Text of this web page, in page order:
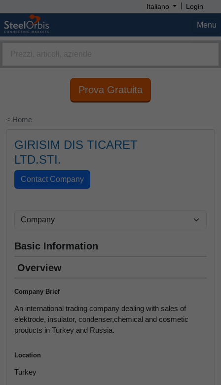
Italiano | Login
Menu
Prova Gratuita
< Home
GIRISIM DIS TICARET
LTD.STI.
Basic Information
Overview
Company Brief
An international trading company dealing with sales of
elektrode, insulator, condenser,chemical and cosmetic
products in Turkey and Russia.
Location
Turkey